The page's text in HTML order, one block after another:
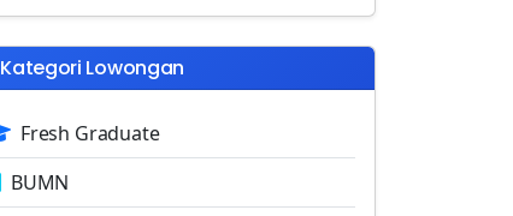
Kategori Lowongan
Fresh Graduate
BUMN